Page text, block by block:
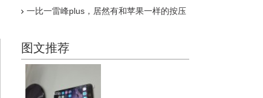
一比一雷峰plus，居然有和苹果一样的按压
图文推荐